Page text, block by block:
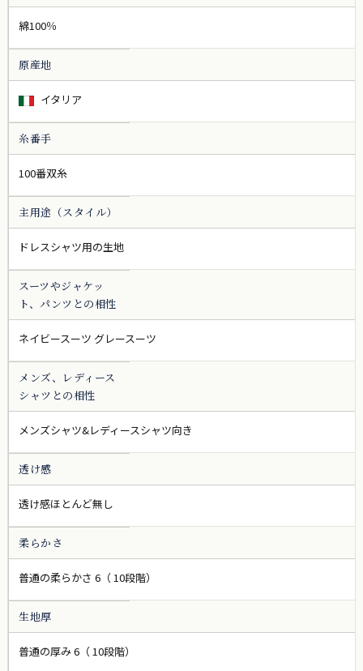
綿100％
原産地
イタリア
糸番手
100番双糸
主用途（スタイル）
ドレスシャツ用の生地
スーツやジャケッ
ト、パンツとの相性
ネイビースーツ グレースーツ
メンズ、レディース
シャツとの相性
メンズシャツ&レディースシャツ向き
透け感
透け感ほとんど無し
柔らかさ
普通の柔らかさ 6（ 10段階）
生地厚
普通の厚み 6（ 10段階）